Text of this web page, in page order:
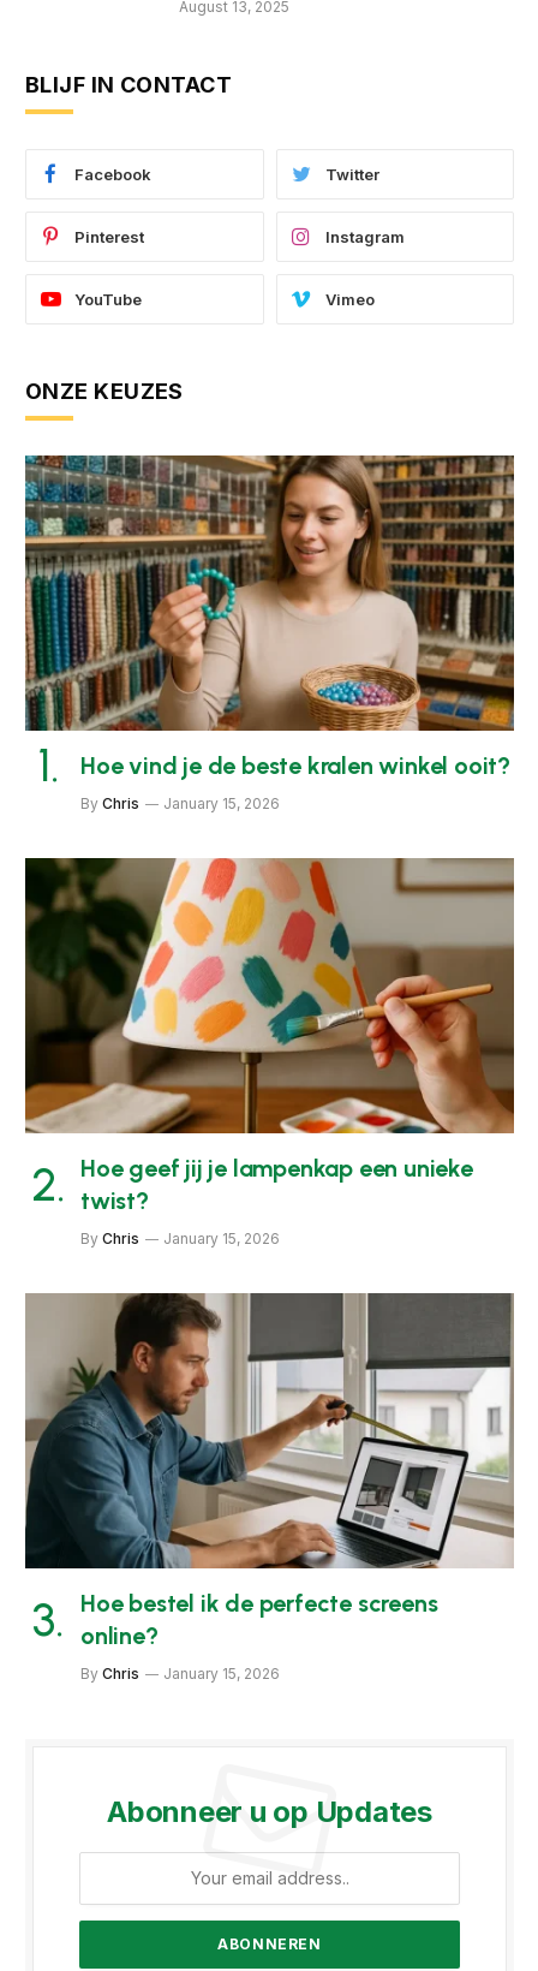
August 13, 2025
BLIJF IN CONTACT
Facebook Twitter
Pinterest Instagram
YouTube Vimeo
ONZE KEUZES
Hoe vind je de beste kralen winkel ooit?
By Chris January 15, 2026
Hoe geef jij je lampenkap een unieke
twist?
By Chris January 15, 2026
Hoe bestel ik de perfecte screens
online?
By Chris January 15, 2026
Abonneer u op Updates